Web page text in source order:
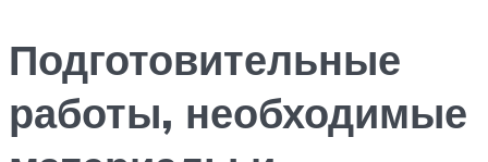
Подготовительные
работы, необходимые